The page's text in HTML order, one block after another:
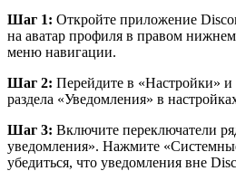
Шаг 1: Откройте приложение
на аватар профиля в правом
меню навигации.
Шаг 2: Перейдите в «Настройки» и
раздела «Уведомления» в
Шаг 3: Включите переключатели
уведомления». Нажмите
убедиться, что уведомления вне